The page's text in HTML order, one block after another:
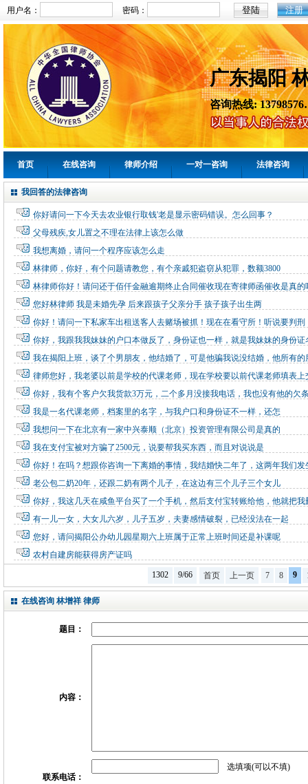
用户名： 密码： 注册
广东揭阳
咨询热线:
首页 在线咨询 律师介绍 一对一咨询 法律咨询
我回答的法律咨询
你好请问一下今天去农业银行取钱'老是显示密码错误。怎么回事？
父母残疾,女儿置之不理在法律上该怎么做
我想离婚，请问一个程序应该怎么走
林律师，你好，有个问题请教您，有个亲戚犯盗窃从犯罪，数额3800
林律师你好！请问还于佰仟金融逾期终止合同催收现在寄律师函催收是真的
您好林律师 我是未婚先孕 后来跟孩子父亲分手 孩子孩子出生两
你好！请问一下私家车出租送客人去赌场被抓！现在在看守所！听说要判刑
你好，我跟我我妹妹的户口本做反了，身份证也一样，就是我妹妹的身份
我在揭阳上班，谈了个男朋友，他结婚了，可是他骗我说没结婚，他所有
律师您好，我老婆以前是学校的代课老师，现在学校要以前代课老师填表上
你好，我有个客户欠我货款3万元，二个多月没接我电话，我也没有他的欠
我是一名代课老师，档案里的名字，与我户口和身份证不一样，还怎
我想问一下在北京有一家中兴泰顺（北京）投资管理有限公司是真的
我在支付宝被对方骗了2500元，说要帮我买东西，而且对说说是
你好！在吗？想跟你咨询一下离婚的事情，我结婚快二年了，这两年我们发
老公包二奶20年，还跟二奶有两个儿子，在这边有三个儿子三个女儿
你好，我这几天在咸鱼平台买了一个手机，然后支付宝转账给他，他就把我
有一儿一女，大女儿六岁，儿子五岁，夫妻感情破裂，已经没法在一起
您好，请问揭阳公办幼儿园星期六上班属于正常上班时间还是补课呢
农村自建房能获得房产证吗
1302 9/66 首页 上一页 7 8 9
在线咨询 林增祥 律师
题目：
内容：
联系电话：
选填项(可以不填)